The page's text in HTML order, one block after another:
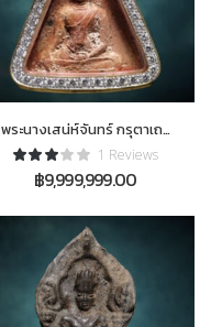
พระนางเสน่ห์จันทร์ กรุตาเถร
ขิงหนัง ตลับทองฝังเพชร
แชมป์ 30 โลห์ งานสมาคม
1 Reviews
฿9,999,999.00